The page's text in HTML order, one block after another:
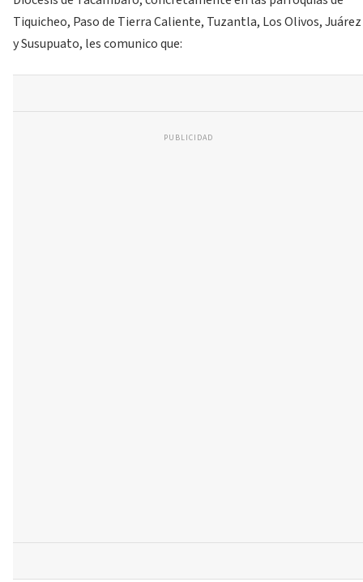
Tiquicheo, Paso de Tierra Caliente, Tuzantla, Los Olivos, Juárez
y Susupuato, les comunico que:
PUBLICIDAD